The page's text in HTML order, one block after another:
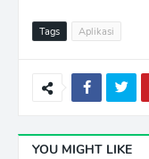
Tags Aplikasi
YOU MIGHT LIKE